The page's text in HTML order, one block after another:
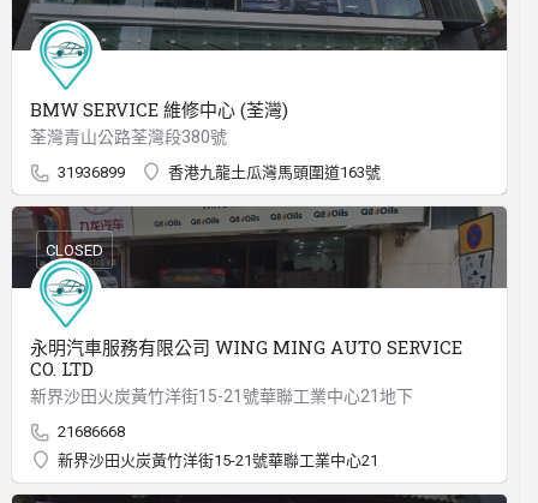
BMW SERVICE 維修中心 (荃灣)
荃灣青山公路荃灣段380號
31936899 香港九龍土瓜灣馬頭圍道163號
永明汽車服務有限公司 WING MING AUTO SERVICE
CO. LTD
新界沙田火炭黃竹洋街15-21號華聯工業中心21地下
21686668
新界沙田火炭黃竹洋街15-21號華聯工業中心21
CLOSED